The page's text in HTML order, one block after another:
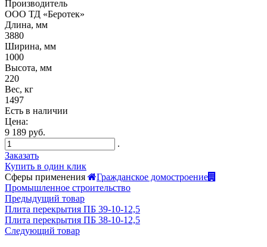
Производитель
ООО ТД «Беротек»
Длина, мм
3880
Ширина, мм
1000
Высота, мм
220
Вес, кг
1497
Есть в наличии
Цена:
9 189 руб.
.
Заказать
Купить в один клик
Сферы применения
Гражданское домостроение
Промышленное строительство
Предыдущий товар
Плита перекрытия ПБ 39-10-12,5
Плита перекрытия ПБ 38-10-12,5
Следующий товар